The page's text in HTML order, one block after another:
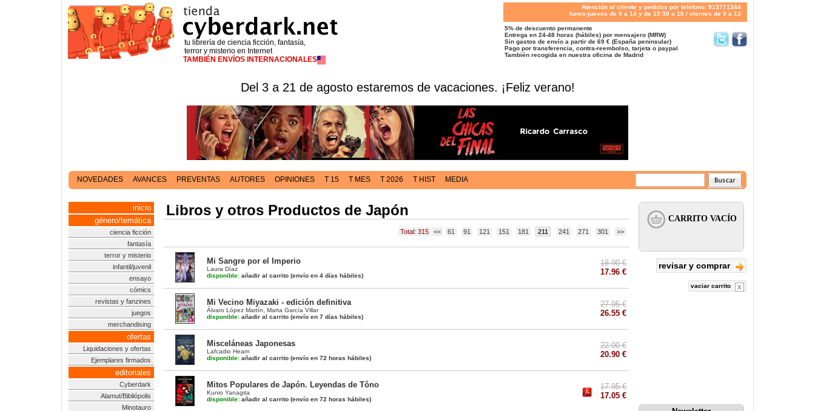
tu librería de ciencia ficción, fantasía,
terror y misterio en Internet
TAMBIÉN ENVÍOS INTERNACIONALES
Atención al cliente y pedidos por teléfono: 913771344
lunes-jueves de 9 a 14 y de 15:30 a 18 / viernes de 9 a 13
5% de descuento permanente
Entrega en 24-48 horas (hábiles) por mensajero (MRW)
Sin gastos de envío a partir de 69 € (España peninsular)
Pago por transferencia, contra-reembolso, tarjeta o paypal
También recogida en nuestra oficina de Madrid
Del 3 a 21 de agosto estaremos de vacaciones. ¡Feliz verano!
NOVEDADES AVANCES PREVENTAS AUTORES OPINIONES T 15 T MES T 2026 T HIST MEDIA
inicio
género/temática
ciencia ficción
fantasía
terror y misterio
infantil/juvenil
ensayo
cómics
revistas y fanzines
juegos
merchandising
ofertas
Liquidaciones y ofertas
Ejemplares firmados
editoriales
Cyberdark
Alamut/Bibliópolis
Minotauro
Libros y otros Productos de Japón
Total: 315 << 61 91 121 151 181 211 241 271 301 >>
Mi Sangre por el Imperio
Laura Díaz
disponible: añadir al carrito (envío en 4 días hábiles)
18.90 €
17.96 €
Mi Vecino Miyazaki - edición definitiva
Álvaro López Martín
Marta García Villar
disponible: añadir al carrito (envío en 7 días hábiles)
27.95 €
26.55 €
Misceláneas Japonesas
Lafcadio Hearn
disponible: añadir al carrito (envío en 72 horas hábiles)
22.00 €
20.90 €
Mitos Populares de Japón. Leyendas de Tôno
Kunio Yanagita
disponible: añadir al carrito (envío en 72 horas hábiles)
17.95 €
17.05 €
revisar y comprar
vaciar carrito